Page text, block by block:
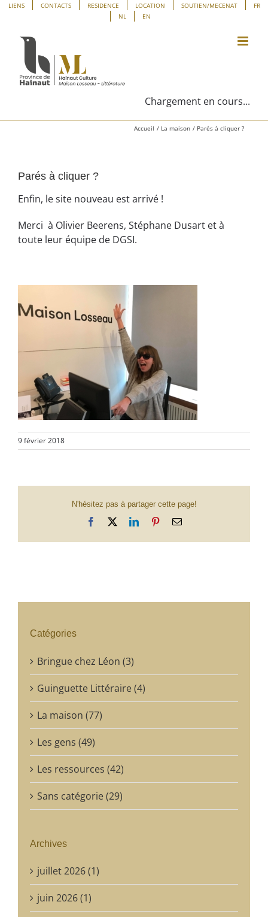
Panneau de gestion des cookies
Passer
contenu
LIENS CONTACTS RESIDENCE LOCATION SOUTIEN/MECENAT
FR
NL
EN
Chargement en cours...
Accueil La maison Parés à cliquer ?
Parés à cliquer ?
Enfin, le site nouveau est arrivé !
Merci à Olivier Beerens, Stéphane Dusart et à
toute leur équipe de DGSI.
9 février 2018
N'hésitez pas à partager cette page!
Facebook LinkedInPinterestEmail
Catégories
Bringue chez Léon (3)
Guinguette Littéraire (4)
La maison (77)
Les gens (49)
Les ressources (42)
Sans catégorie (29)
Archives
juillet 2026 (1)
juin 2026 (1)